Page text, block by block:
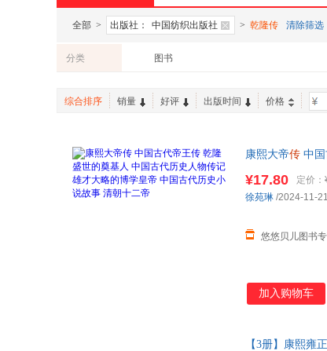
全部 > 出版社： 中国纺织出版社 > 乾隆传 清除筛选
分类 图书
综合排序 销量 好评 出版时间 价格
康熙大帝传 中
¥17.80 定价：
悠悠贝儿图书
徐苑琳 /2024-11-21
加入购物车
【3册】康熙雍正